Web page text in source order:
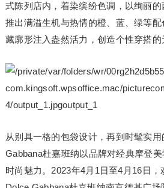
式陈列店内，着染缤纷色调，以绚丽的
推出满溢生机与热情的橙、蓝、绿等
藏廓形注入盎然活力，创造个性穿搭的
从别具一格的包袋设计，再到时髦实
Gabbana杜嘉班纳以品牌对经典摩登
时尚魅力。2023年4月1日至4月16日